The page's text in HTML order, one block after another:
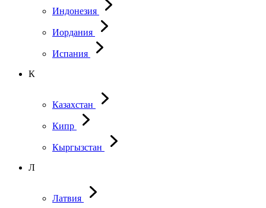
Индонезия
Иордания
Испания
К
Казахстан
Кипр
Кыргызстан
Л
Латвия